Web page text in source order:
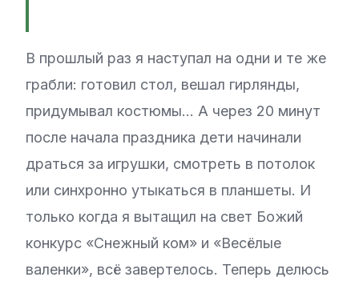
В прошлый раз я наступал на одни и те же
грабли: готовил стол, вешал гирлянды,
придумывал костюмы… А через 20 минут
после начала праздника дети начинали
драться за игрушки, смотреть в потолок
или синхронно утыкаться в планшеты. И
только когда я вытащил на свет Божий
конкурс «Снежный ком» и «Весёлые
валенки», всё завертелось. Теперь делюсь